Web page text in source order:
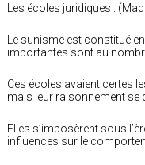
Les écoles juridiques :
Le sunisme est constitué
importantes sont au
Ces écoles avaient certes
mais leur raisonnement se
Elles s’imposèrent sous
influences sur le